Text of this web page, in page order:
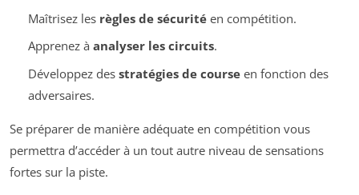
Maîtrisez les règles de sécuritéen compétition.
Apprenez à analyser les circuits.
Développez des stratégies de courseen fonction des
adversaires.
Se préparer de manière adéquate en compétition vous
permettra d’accéder à un tout autre niveau de sensations
fortes sur la piste.